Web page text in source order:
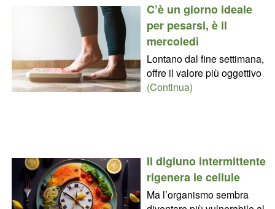
C’è un giorno ideale
per pesarsi, è il
mercoledì
Lontano dal fine settimana,
offre il valore più oggettivo
(Continua)
Il digiuno intermittente
rigenera le cellule
Ma l’organismo sembra